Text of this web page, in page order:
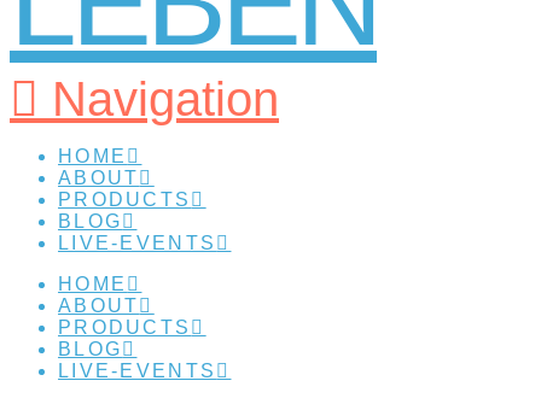
Navigation
HOME
ABOUT
PRODUCTS
BLOG
LIVE-EVENTS
HOME
ABOUT
PRODUCTS
BLOG
LIVE-EVENTS